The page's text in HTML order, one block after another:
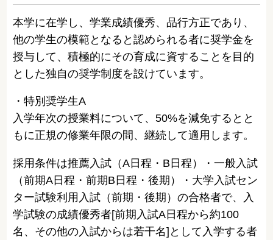
本学に在学し、学業成績優秀、品行方正であり、
他の学生の模範となると認められる者に奨学金を
授与して、積極的にその育成に資することを目的
とした独自の奨学制度を設けています。
・特別奨学生A
入学年次の授業料について、50%を減免するとと
もに正規の修業年限の間、継続して適用します。
採用条件は推薦入試（A日程・B日程）・一般入試
（前期A日程・前期B日程・後期）・大学入試セン
ター試験利用入試（前期・後期）の合格者で、入
学試験の成績優秀者[前期入試A日程から約100
名、その他の入試からは若干名]として入学する者